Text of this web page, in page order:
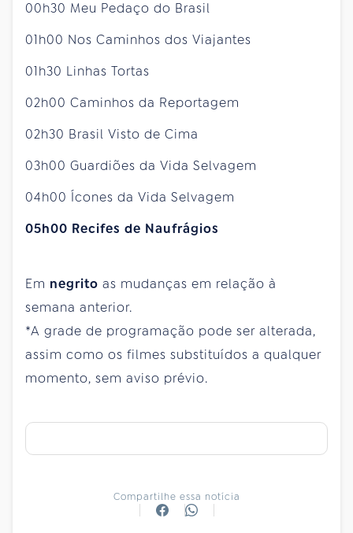
00h30 Meu Pedaço do Brasil
01h00 Nos Caminhos dos Viajantes
01h30 Linhas Tortas
02h00 Caminhos da Reportagem
02h30 Brasil Visto de Cima
03h00 Guardiões da Vida Selvagem
04h00 Ícones da Vida Selvagem
05h00 Recifes de Naufrágios
Em negrito as mudanças em relação à
semana anterior.
*A grade de programação pode ser alterada,
assim como os filmes substituídos a qualquer
momento, sem aviso prévio.
Compartilhe essa notícia